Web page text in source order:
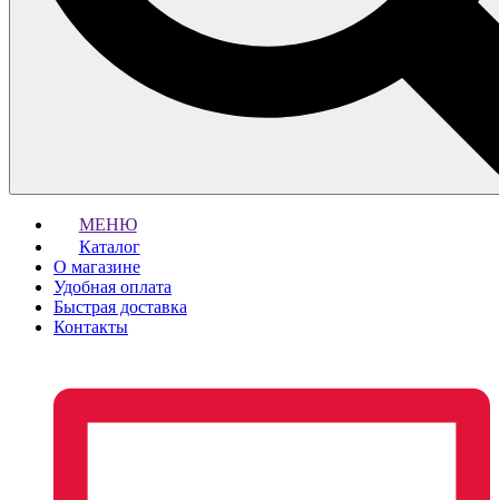
МЕНЮ
Каталог
О магазине
Удобная оплата
Быстрая доставка
Контакты